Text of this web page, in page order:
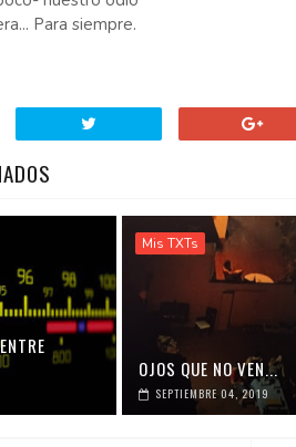
Para siempre.
Mis TXTs
OJOS QUE NO VEN...
SEPTIEMBRE 04, 2019